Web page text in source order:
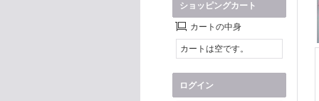
ショッピングカート
カートの中身
カートは空です。
ログイン